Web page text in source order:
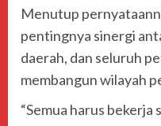
Menutup
pentingnya sinergi
daerah, dan seluruh
membangun wilayah
“Semua harus bekerja